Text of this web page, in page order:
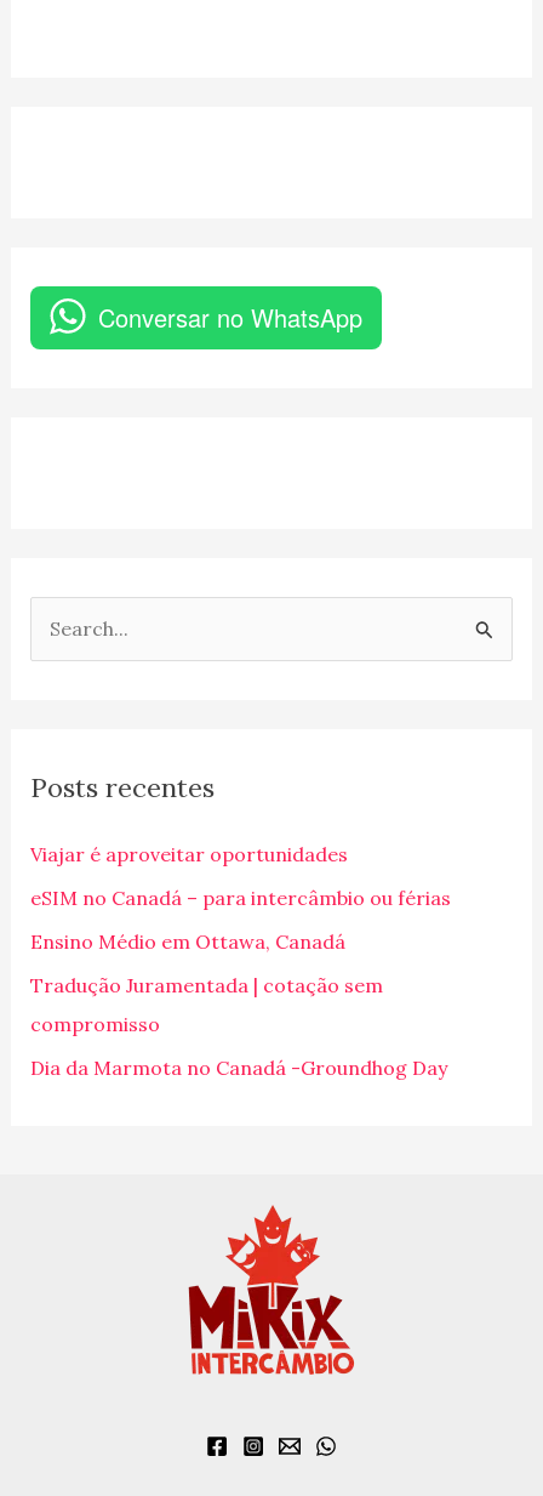
Conversar no WhatsApp
u
s
a
r
p
o
r
Posts recentes
Viajar é aproveitar oportunidades
eSIM no Canadá – para intercâmbio ou férias
Ensino Médio em Ottawa, Canadá
Tradução Juramentada | cotação sem
compromisso
Dia da Marmota no Canadá -Groundhog Day